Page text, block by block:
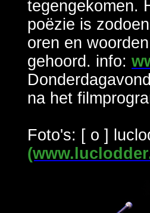
tegengekomen.
poëzie is
oren en
gehoord. info:
na het
Foto's: [ o ]